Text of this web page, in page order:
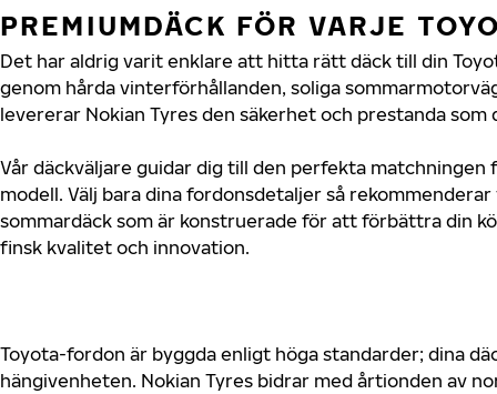
PREMIUMDÄCK FÖR VARJE
Det har aldrig varit enklare att hitta rätt däck till din
genom hårda vinterförhållanden, soliga
levererar Nokian Tyres den säkerhet och prestanda som
Vår däckväljare guidar dig till den perfekta matchningen
modell. Välj bara dina fordonsdetaljer så
sommardäck som är konstruerade för att förbättra din
finsk kvalitet och innovation.
Toyota-fordon är byggda enligt höga standarder; dina
hängivenheten. Nokian Tyres bidrar med årtionden av